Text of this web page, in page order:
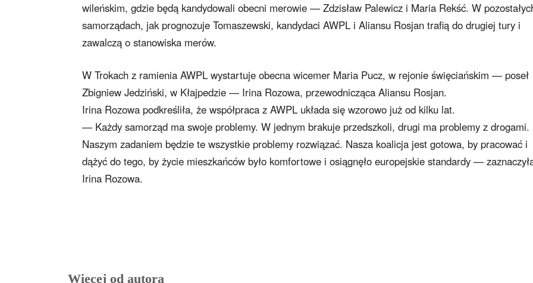
wileńskim, gdzie będą kandydowali obecni merowie — Zdzisław Palewicz i Maria Rekść. W
samorządach, jak prognozuje Tomaszewski, kandydaci AWPL i Aliansu Rosjan trafią do drugiej tury i
zawalczą o stanowiska merów.
W Trokach z ramienia AWPL wystartuje obecna wicemer Maria Pucz, w rejonie święciańskim — poseł
Zbigniew Jedziński, w Kłajpedzie — Irina Rozowa, przewodnicząca Aliansu Rosjan.
Irina Rozowa podkreśliła, że współpraca z AWPL układa się wzorowo już od kilku lat.
— Każdy samorząd ma swoje problemy. W jednym brakuje przedszkoli, drugi ma problemy z drogami.
Naszym zadaniem będzie te wszystkie problemy rozwiązać. Nasza koalicja jest gotowa, by pracować i
dążyć do tego, by życie mieszkańców było komfortowe i osiągnęło europejskie standardy —
Irina Rozowa.
Więcej od autora